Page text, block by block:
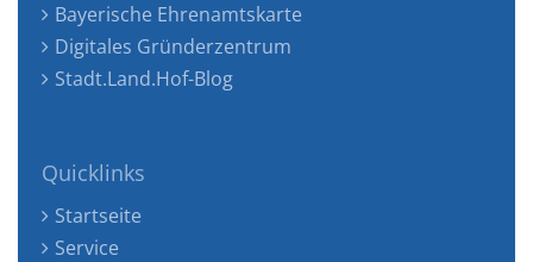
Bayerische Ehrenamtskarte
Digitales Gründerzentrum
Stadt.Land.Hof-Blog
Quicklinks
Startseite
Service